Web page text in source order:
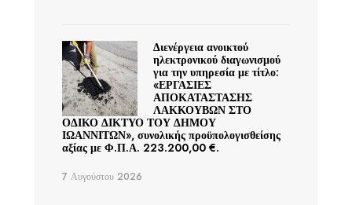
Διενέργεια ανοικτού
ηλεκτρονικού διαγωνισμού
για την υπηρεσία με τίτλο:
«ΕΡΓΑΣΙΕΣ
ΑΠΟΚΑΤΑΣΤΑΣΗΣ
ΛΑΚΚΟΥΒΩΝ ΣΤΟ
ΟΔΙΚΟ ΔΙΚΤΥΟ ΤΟΥ ΔΗΜΟΥ
ΙΩΑΝΝΙΤΩΝ», συνολικής προϋπολογισθείσης
αξίας με Φ.Π.Α. 223.200,00 €.
7 Αυγούστου 2026